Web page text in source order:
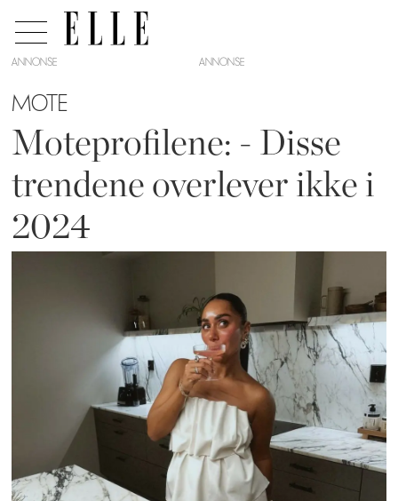
ANNONSE
MOTE
Moteprofilene: - Disse
trendene overlever ikke i
2024